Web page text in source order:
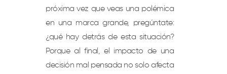
próxima vez que veas una polémica
en una marca grande, pregúntate:
¿qué hay detrás de esta situación?
Porque al final, el impacto de una
decisión mal pensada no solo afecta